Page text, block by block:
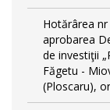
Hotărârea
aprobarea
de investiţii
Făgetu -
(Ploscaru),